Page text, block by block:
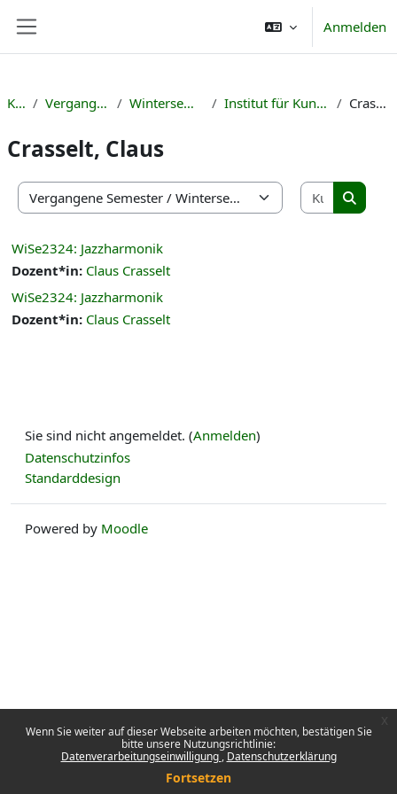
Wenn Sie weiter auf dieser Webseite arbeiten möchten, bestätigen Sie
bitte unsere Nutzungsrichtlinie:
Datenverarbeitungseinwilligung Datenschutzerklärung
Fortsetzen
Anmelden
Kurse Vergangene Semester Wintersemester 2023/24 Institut für Kunst, Musik und Sport Crasselt, Claus
Crasselt, Claus
Kursbereiche
Kurse
Kurse
WiSe2324: Jazzharmonik
Dozent*in: Claus Crasselt
WiSe2324: Jazzharmonik
Dozent*in: Claus Crasselt
Sie sind nicht angemeldet. (Anmelden)
Datenschutzinfos
Standarddesign
Powered by Moodle